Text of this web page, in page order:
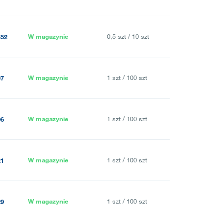
W magazynie 0,5 szt / 10 szt
W magazynie 1 szt / 100 szt
W magazynie 1 szt / 100 szt
W magazynie 1 szt / 100 szt
W magazynie 1 szt / 100 szt